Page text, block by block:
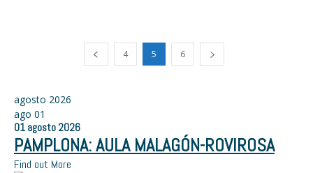
4 5 6
agosto 2026
ago 01
01 agosto 2026
PAMPLONA: AULA MALAGÓN-ROVIROSA
Find out More